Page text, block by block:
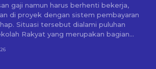
gaji namun harus berhenti bekerja,
di proyek dengan sistem pembayaran
puluhan
Rakyat yang merupakan bagian...